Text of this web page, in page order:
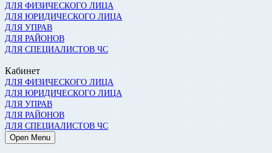
ДЛЯ ФИЗИЧЕСКОГО ЛИЦА
ДЛЯ ЮРИДИЧЕСКОГО ЛИЦА
ДЛЯ УПРАВ
ДЛЯ РАЙОНОВ
ДЛЯ СПЕЦИАЛИСТОВ ЧС
Кабинет
ДЛЯ ФИЗИЧЕСКОГО ЛИЦА
ДЛЯ ЮРИДИЧЕСКОГО ЛИЦА
ДЛЯ УПРАВ
ДЛЯ РАЙОНОВ
ДЛЯ СПЕЦИАЛИСТОВ ЧС
Open Menu